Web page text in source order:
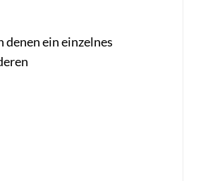
ein einzelnes